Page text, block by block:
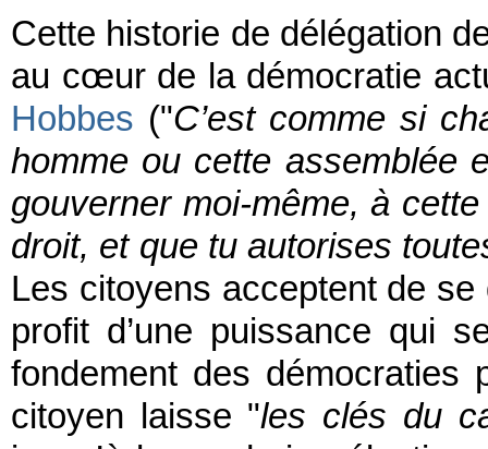
Cette historie de délégation
au cœur de la démocratie
Hobbes ("C’est comme si
homme ou cette assemblée
gouverner moi-même, à
droit, et que tu autorises
Les citoyens acceptent de
profit d’une puissance qui
fondement des démocraties
citoyen laisse "les clés du